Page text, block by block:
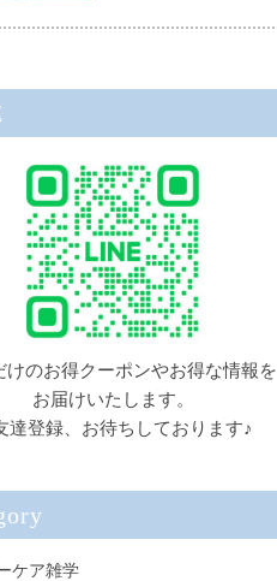
けのお得クーポンやお得な情報を
お届けいたします。
達登録、お待ちしております♪
ケア雑学